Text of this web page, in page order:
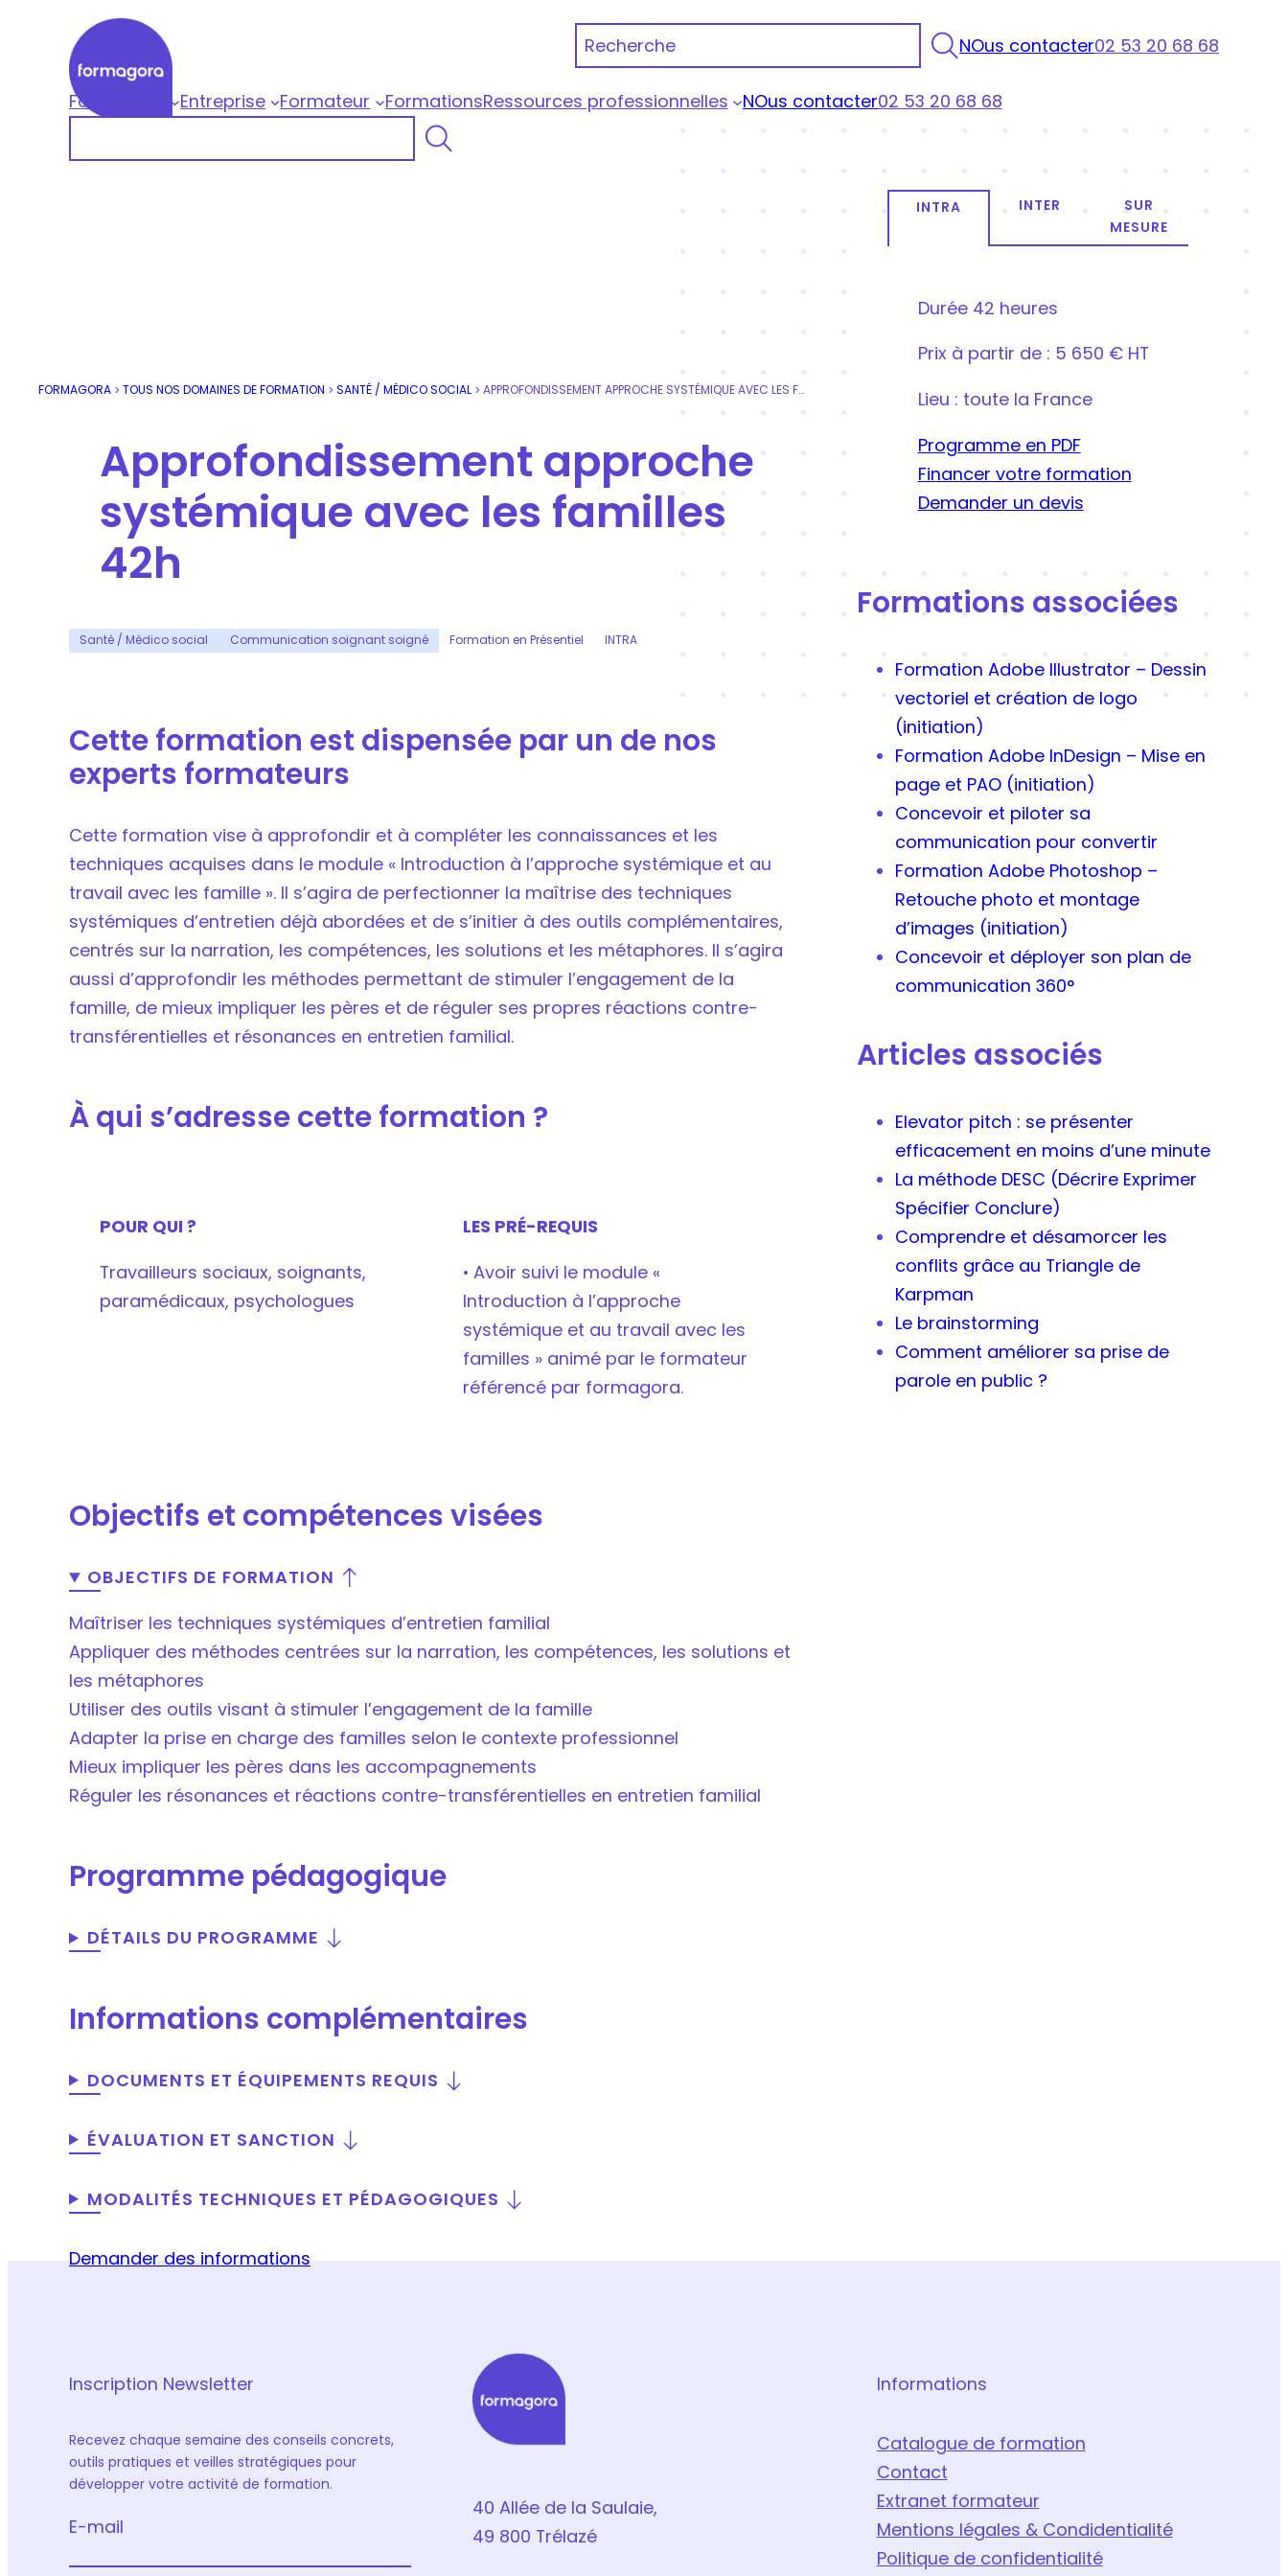
contenu
Recherche NOus contacter02 53 20 68 68
Formagora
Formagora Entreprise Formateur FormationsRessources professionnelles NOus contacter02 53 20 68 68
FORMAGORA > TOUS NOS DOMAINES DE FORMATION > SANTÉ / MÉDICO SOCIAL > APPROFONDISSEMENT APPROCHE SYSTÉMIQUE AVEC LES FAMILLES 42H
Approfondissement approche
systémique avec les familles
42h
Santé / Médico social Communication soignant soigné Formation en Présentiel INTRA
Cette formation est dispensée par un de nos
experts formateurs
Cette formation vise à approfondir et à compléter les connaissances et les
techniques acquises dans le module « Introduction à l’approche systémique et au
travail avec les famille ». Il s’agira de perfectionner la maîtrise des techniques
systémiques d’entretien déjà abordées et de s’initier à des outils complémentaires,
centrés sur la narration, les compétences, les solutions et les métaphores. Il s’agira
aussi d’approfondir les méthodes permettant de stimuler l’engagement de la
famille, de mieux impliquer les pères et de réguler ses propres réactions contre-
transférentielles et résonances en entretien familial.
À qui s’adresse cette formation ?
POUR QUI ?
Travailleurs sociaux, soignants,
paramédicaux, psychologues
LES PRÉ-REQUIS
• Avoir suivi le module «
Introduction à l’approche
systémique et au travail avec les
familles » animé par le formateur
référencé par formagora.
Objectifs et compétences visées
OBJECTIFS DE FORMATION
Maîtriser les techniques systémiques d’entretien familial
Appliquer des méthodes centrées sur la narration, les compétences, les solutions et
les métaphores
Utiliser des outils visant à stimuler l’engagement de la famille
Adapter la prise en charge des familles selon le contexte professionnel
Mieux impliquer les pères dans les accompagnements
Réguler les résonances et réactions contre-transférentielles en entretien familial
Programme pédagogique
DÉTAILS DU PROGRAMME
Informations complémentaires
DOCUMENTS ET ÉQUIPEMENTS REQUIS
ÉVALUATION ET SANCTION
MODALITÉS TECHNIQUES ET PÉDAGOGIQUES
Demander des informations
INTRA INTER
SUR
MESURE
Durée42 heures
Prix à partir de : 5 650 € HT
Lieu : toute la France
Programme en PDF
Financer votre formation
Demander un devis
Formations associées
Formation Adobe Illustrator – Dessin
vectoriel et création de logo
(initiation)
Formation Adobe InDesign – Mise en
page et PAO (initiation)
Concevoir et piloter sa
communication pour convertir
Formation Adobe Photoshop –
Retouche photo et montage
d’images (initiation)
Concevoir et déployer son plan de
communication 360°
Articles associés
Elevator pitch : se présenter
efficacement en moins d’une minute
La méthode DESC (Décrire Exprimer
Spécifier Conclure)
Comprendre et désamorcer les
conflits grâce au Triangle de
Karpman
Le brainstorming
Comment améliorer sa prise de
parole en public ?
Inscription Newsletter
Recevez chaque semaine des conseils concrets,
outils pratiques et veilles stratégiques pour
développer votre activité de formation.
E-mail
40 Allée de la Saulaie,
49 800 Trélazé
Informations
Catalogue de formation
Contact
Extranet formateur
Mentions légales & Condidentialité
Politique de confidentialité